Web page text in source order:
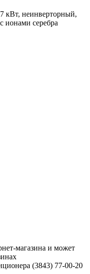
кВт, неинверторный,
ионами серебра
магазина и может
(3843) 77-00-20